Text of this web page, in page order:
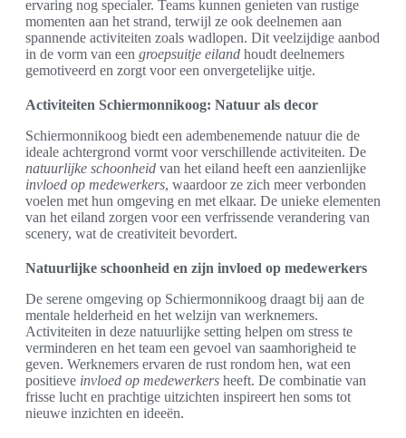
ervaring nog specialer. Teams kunnen genieten van rustige
momenten aan het strand, terwijl ze ook deelnemen aan
spannende activiteiten zoals wadlopen. Dit veelzijdige aanbod
in de vorm van een groepsuitje eiland houdt deelnemers
gemotiveerd en zorgt voor een onvergetelijke uitje.
Activiteiten Schiermonnikoog: Natuur als decor
Schiermonnikoog biedt een adembenemende natuur die de
ideale achtergrond vormt voor verschillende activiteiten. De
natuurlijke schoonheid van het eiland heeft een aanzienlijke
invloed op medewerkers, waardoor ze zich meer verbonden
voelen met hun omgeving en met elkaar. De unieke elementen
van het eiland zorgen voor een verfrissende verandering van
scenery, wat de creativiteit bevordert.
Natuurlijke schoonheid en zijn invloed op medewerkers
De serene omgeving op Schiermonnikoog draagt bij aan de
mentale helderheid en het welzijn van werknemers.
Activiteiten in deze natuurlijke setting helpen om stress te
verminderen en het team een gevoel van saamhorigheid te
geven. Werknemers ervaren de rust rondom hen, wat een
positieve invloed op medewerkers heeft. De combinatie van
frisse lucht en prachtige uitzichten inspireert hen soms tot
nieuwe inzichten en ideeën.